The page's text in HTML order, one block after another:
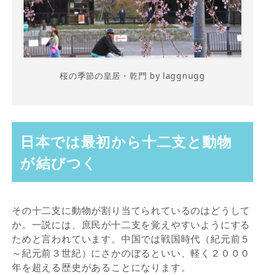
桜の季節の皇居・乾門 by laggnugg
日本では最初から十二支と動物
が結びつく
その十二支に動物が割り当てられているのはどうして
か。一説には、庶民が十二支を覚えやすいようにする
ためと言われています。中国では戦国時代（紀元前５
～紀元前３世紀）にさかのぼるといい、軽く２０００
年を超える歴史があることになります。